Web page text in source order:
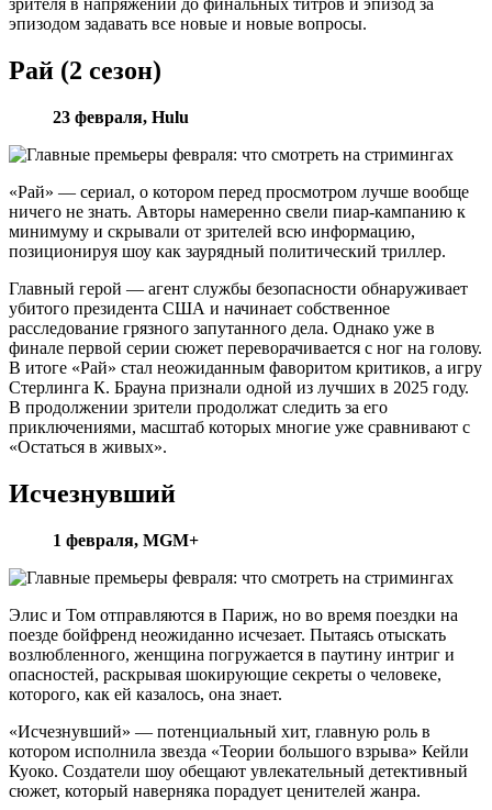
эпизодом задавать все новые и новые вопросы.
Рай (2 сезон)
23 февраля, Hulu
«Рай» — сериал, о котором перед просмотром лучше вообще
ничего не знать. Авторы намеренно свели пиар-кампанию к
минимуму и скрывали от зрителей всю информацию,
позиционируя шоу как заурядный политический триллер.
Главный герой — агент службы безопасности обнаруживает
убитого президента США и начинает собственное
расследование грязного запутанного дела. Однако уже в
финале первой серии сюжет переворачивается с ног на голову.
В итоге «Рай» стал неожиданным фаворитом критиков, а игру
Стерлинга К. Брауна признали одной из лучших в 2025 году.
В продолжении зрители продолжат следить за его
приключениями, масштаб которых многие уже сравнивают с
«Остаться в живых».
Исчезнувший
1 февраля, MGM+
Элис и Том отправляются в Париж, но во время поездки на
поезде бойфренд неожиданно исчезает. Пытаясь отыскать
возлюбленного, женщина погружается в паутину интриг и
опасностей, раскрывая шокирующие секреты о человеке,
которого, как ей казалось, она знает.
«Исчезнувший» — потенциальный хит, главную роль в
котором исполнила звезда «Теории большого взрыва» Кейли
Куоко. Создатели шоу обещают увлекательный детективный
сюжет, который наверняка порадует ценителей жанра.